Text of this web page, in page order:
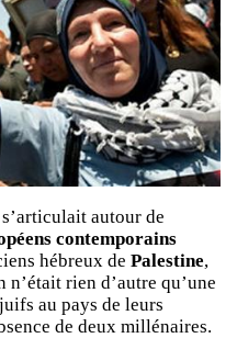
autour de
contemporains
hébreux de Palestine,
rien d’autre qu’une
au pays de leurs
de deux millénaires.